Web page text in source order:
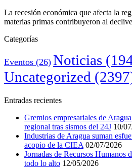
La recesión económica que afecta la
materias primas contribuyeron al
Categorías
Eventos (26) Noticias
Uncategorized
Entradas recientes
Gremios empresariales de
regional tras sismos del 24J 10/
Industrias de Aragua suman
acopio de la CIEA 02/07/2026
Jornadas de Recursos Humanos
todo lo alto 12/05/2026